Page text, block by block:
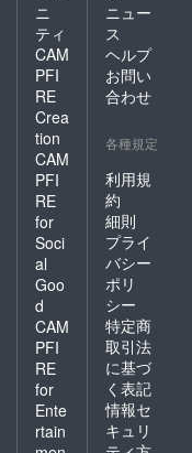
認させ
ていた
だきま
す。※お
手数お
かけい
すが破
にご協
力お願
い致し
ます。
※原材料
及び添
加物等
の食品
表示は
お届け
商品の
ラベル
に表記
されま
す。 ※
商品開
＿＿＿
＿＿＿
＿＿＿
＿＿＿
＿＿＿
＿＿＿
注意事
別途、
材料費
や交通
費、宿
泊費な
どを頂
戴いた
しま
す。 ※
キッチ
ンの設
備があ
る場所
をお持
ちの方
に限ら
ニ
ティ
CAM
PFI
RE
Crea
tion
CAM
PFI
RE
for
Soci
al
Goo
d
CAM
PFI
RE
for
Ente
rtain
ニュー
ス
ヘルプ
お問い
合わせ
各種規定
利用規
約
細則
プライ
バシー
ポリ
シー
特定商
取引法
に基づ
く表記
情報セ
キュリ